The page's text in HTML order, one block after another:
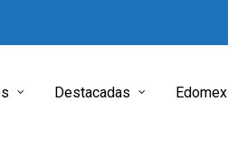
Destacadas Edomex